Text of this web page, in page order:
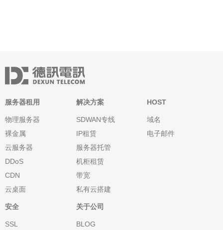
服务器租用
物理服务器
裸金属
云服务器
DDoS
CDN
云桌面
解决方案
SDWAN专线
IP租赁
服务器托管
机柜租赁
带宽
私有云搭建
HOST
域名
电子邮件
安全
SSL
关于公司
BLOG